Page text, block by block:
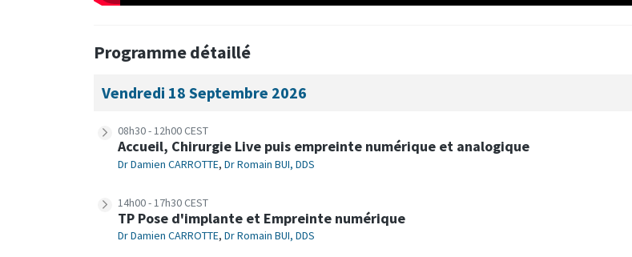
Programme détaillé
Vendredi 18 Septembre 2026
08h30 - 12h00 CEST
Accueil, Chirurgie Live puis empreinte numérique et analogique
Dr Damien CARROTTE, Dr Romain BUI, DDS
14h00 - 17h30 CEST
TP Pose d'implante et Empreinte numérique
Dr Damien CARROTTE, Dr Romain BUI, DDS